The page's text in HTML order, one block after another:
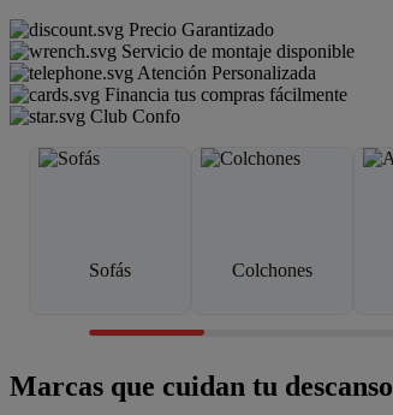
Precio Garantizado
Servicio de montaje disponible
Atención Personalizada
Financia tus compras fácilmente
Club Confo
Sofás Colchones
Marcas que cuidan tu descanso